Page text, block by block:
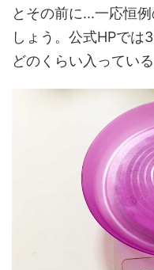
とその前に...一応恒
しょう。公式HPでは
どのくらい入ってい